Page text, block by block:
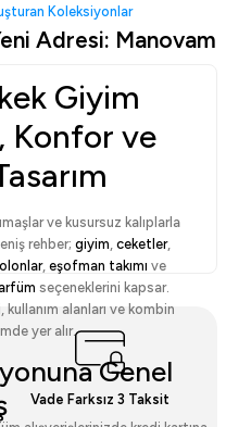
Koleksiyonlar
Adresi: Manovam
Giyim
Konfor ve
ve kusursuz kalıplarla
rehber; giyim, ceketler,
, eşofman takımı ve
seçeneklerini kapsar.
alanları ve kombin
yer alır.
Genel
Vade Farksız 3 Taksit